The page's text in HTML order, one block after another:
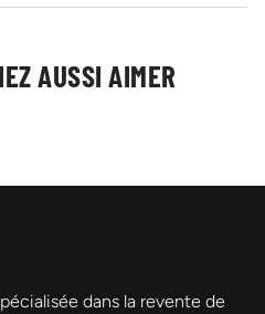
AUSSI AIMER
dans la revente de